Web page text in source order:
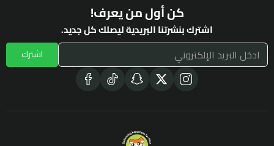
كن أول من يعرف!
اشترك بنشرتنا البريدية ليصلك كل جديد.
اشترك